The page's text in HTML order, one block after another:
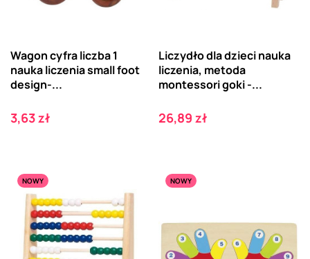
Wagon cyfra liczba 1
nauka liczenia small foot
design-...
Cena
3,63 zł
Liczydło dla dzieci nauka
liczenia, metoda
montessori goki -...
Cena
26,89 zł
NOWY NOWY